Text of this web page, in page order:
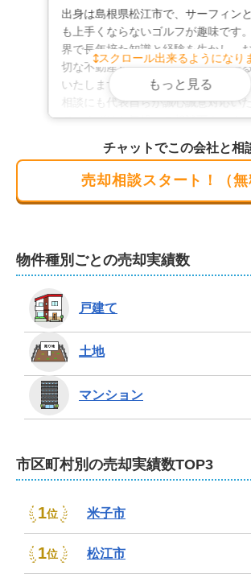
査定やご相談は無料。もちろん秘密は厳
店舗には駐車場を完備しておりますので
店も可能です。遠方にお住まいの場合や
が取れない場合は、オンライン相談もお
迅速かつ丁寧な対応を心がけ、売主様
るまでとことんお付き合いいたします。
の不動産のことなら、ぜひ弊社にお任せ
出身は島根県松江市で、サーフィン
も上手くならないゴルフが趣味です
界で長年培た知識と経験を生かし、
切な不動産を最適な形で売却が出来
いたします。お客様の寄り添い、ど
相談にも代表自らが誠心誠意対応い
で、まずはお気軽にご相談下さいま
スクロール出来るようになり
もっと見る
チャットでこの会社と相
売却相談スタート！（無
物件種別ごとの売却実績数
戸建て
土地
マンション
市区町村別の売却実績数TOP3
1位 米子市
1位 松江市